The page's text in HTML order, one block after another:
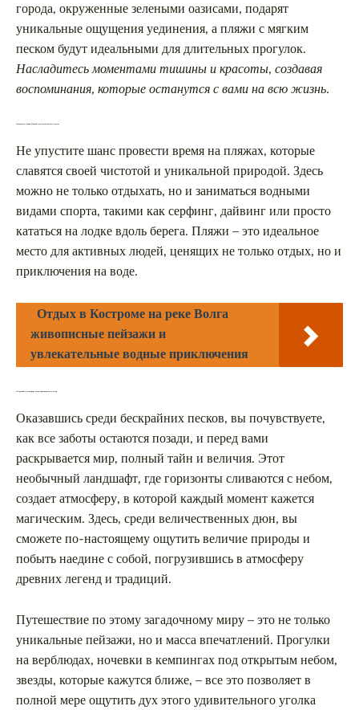
города, окруженные зелеными оазисами, подарят
уникальные ощущения уединения, а пляжи с мягким
песком будут идеальными для длительных прогулок.
Насладитесь моментами тишины и красоты, создавая
воспоминания, которые останутся с вами на всю жизнь.
Прекрасные пляжи Марокко для незабываемого отдыха
Не упустите шанс провести время на пляжах, которые
славятся своей чистотой и уникальной природой. Здесь
можно не только отдыхать, но и заниматься водными
видами спорта, такими как серфинг, дайвинг или просто
кататься на лодке вдоль берега. Пляжи – это идеальное
место для активных людей, ценящих не только отдых, но и
приключения на воде.
Отдых в Костроме на реке Волга
живописные пейзажи и
увлекательные водные приключения
Погружение в атмосферу магии марокканской пустыни
Оказавшись среди бескрайних песков, вы почувствуете,
как все заботы остаются позади, и перед вами
раскрывается мир, полный тайн и величия. Этот
необычный ландшафт, где горизонты сливаются с небом,
создает атмосферу, в которой каждый момент кажется
магическим. Здесь, среди величественных дюн, вы
сможете по-настоящему ощутить величие природы и
побыть наедине с собой, погрузившись в атмосферу
древних легенд и традиций.
Путешествие по этому загадочному миру – это не только
уникальные пейзажи, но и масса впечатлений. Прогулки
на верблюдах, ночевки в кемпингах под открытым небом,
звезды, которые кажутся ближе, – все это позволяет в
полной мере ощутить дух этого удивительного уголка